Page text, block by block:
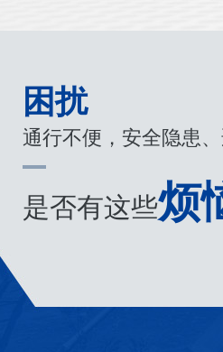
困扰
通行不便，安全隐患
是否有这些烦